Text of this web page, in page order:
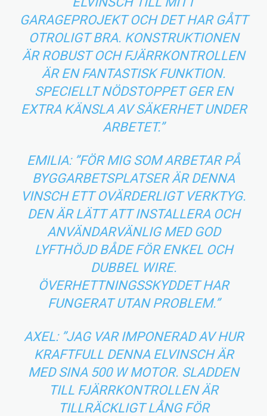
GARAGEPROJEKT OCH DET HAR GÅTT
OTROLIGT BRA. KONSTRUKTIONEN
ÄR ROBUST OCH FJÄRRKONTROLLEN
ÄR EN FANTASTISK FUNKTION.
SPECIELLT NÖDSTOPPET GER EN
EXTRA KÄNSLA AV SÄKERHET UNDER
ARBETET.”
EMILIA: ”FÖR MIG SOM ARBETAR PÅ
BYGGARBETSPLATSER ÄR DENNA
VINSCH ETT OVÄRDERLIGT VERKTYG.
DEN ÄR LÄTT ATT INSTALLERA OCH
ANVÄNDARVÄNLIG MED GOD
LYFTHÖJD BÅDE FÖR ENKEL OCH
DUBBEL WIRE.
ÖVERHETTNINGSSKYDDET HAR
FUNGERAT UTAN PROBLEM.”
AXEL: ”JAG VAR IMPONERAD AV HUR
KRAFTFULL DENNA ELVINSCH ÄR
MED SINA 500 W MOTOR. SLADDEN
TILL FJÄRRKONTROLLEN ÄR
TILLRÄCKLIGT LÅNG FÖR